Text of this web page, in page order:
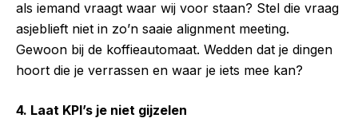
als iemand vraagt waar wij voor staan? Stel die vraag
asjeblieft niet in zo’n saaie alignment meeting.
Gewoon bij de koffieautomaat. Wedden dat je dingen
hoort die je verrassen en waar je iets mee kan?
4. Laat KPI’s je niet gijzelen